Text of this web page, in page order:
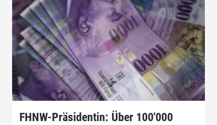
FHNW-Präsidentin: Über 100'000